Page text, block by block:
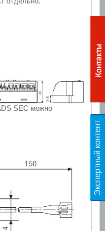
Э
к
с
п
е
р
т
н
ы
й
к
о
н
т
е
н
т
T
E
S
SEC можно